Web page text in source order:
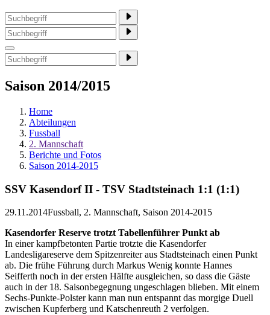
Saison 2014/2015
Home
Abteilungen
Fussball
2. Mannschaft
Berichte und Fotos
Saison 2014-2015
SSV Kasendorf II - TSV Stadtsteinach 1:1 (1:1)
29.11.2014Fussball, 2. Mannschaft, Saison 2014-2015
Kasendorfer Reserve trotzt Tabellenführer Punkt ab
In einer kampfbetonten Partie trotzte die Kasendorfer
Landesligareserve dem Spitzenreiter aus Stadtsteinach einen Punkt
ab. Die frühe Führung durch Markus Wenig konnte Hannes
Seifferth noch in der ersten Hälfte ausgleichen, so dass die Gäste
auch in der 18. Saisonbegegnung ungeschlagen blieben. Mit einem
Sechs-Punkte-Polster kann man nun entspannt das morgige Duell
zwischen Kupferberg und Katschenreuth 2 verfolgen.